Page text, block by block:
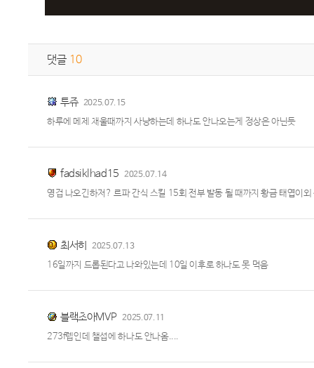
댓글 10
투쥬 2025.07.15
하루에 메제 채울때까지 사냥하는데 하나도 안나오는게 정상은 아닌듯
fadsiklhad15 2025.07.14
영겁 나오긴하저? 르파 간식 스킬 15회 전부 발동 될 때까지 황금 태엽이
최서히 2025.07.13
16일까지 드롭된다고 나와있는데 10일 이후로 하나도 못 먹음
블랙초아MVP 2025.07.11
273f렙인데 챌섭에 하나도 안나옴....